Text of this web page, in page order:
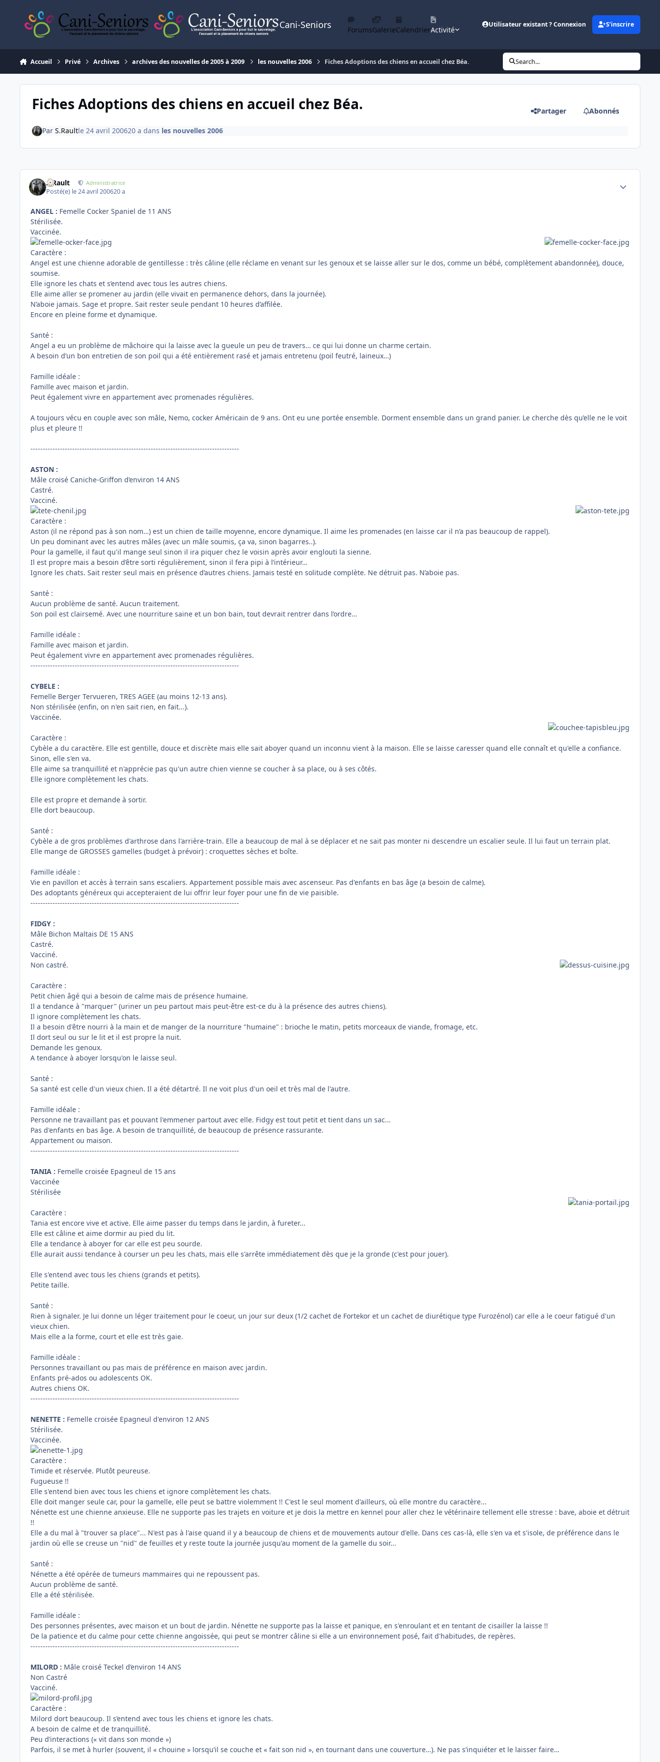
Cani-Seniors ForumsGalerieCalendrierActivité
Utilisateur existant ? Connexion S’inscrire
Accueil Privé Archives archives des nouvelles de 2005 à 2009 les nouvelles 2006 Fiches Adoptions des chiens en accueil chez Béa. Search...
Fiches Adoptions des chiens en accueil chez Béa. Partager Abonnés
Par S.Raultle 24 avril 200620 a dans les nouvelles 2006
S.Rault Administratrice
Posté(e) le 24 avril 200620 a
ANGEL : Femelle Cocker Spaniel de 11 ANS
Stérilisée.
Vaccinée.
Caractère :
Angel est une chienne adorable de gentillesse : très câline (elle réclame en venant sur les genoux et se laisse aller sur le dos, comme un bébé, complètement abandonnée), douce,
soumise.
Elle ignore les chats et s’entend avec tous les autres chiens.
Elle aime aller se promener au jardin (elle vivait en permanence dehors, dans la journée).
N’aboie jamais. Sage et propre. Sait rester seule pendant 10 heures d’affilée.
Encore en pleine forme et dynamique.
Santé :
Angel a eu un problème de mâchoire qui la laisse avec la gueule un peu de travers… ce qui lui donne un charme certain.
A besoin d’un bon entretien de son poil qui a été entièrement rasé et jamais entretenu (poil feutré, laineux…)
Famille idéale :
Famille avec maison et jardin.
Peut également vivre en appartement avec promenades régulières.
A toujours vécu en couple avec son mâle, Nemo, cocker Américain de 9 ans. Ont eu une portée ensemble. Dorment ensemble dans un grand panier. Le cherche dès qu’elle ne le voit
plus et pleure !!
-------------------------------------------------------------------------------------
ASTON :
Mâle croisé Caniche-Griffon d’environ 14 ANS
Castré.
Vacciné.
Caractère :
Aston (il ne répond pas à son nom…) est un chien de taille moyenne, encore dynamique. Il aime les promenades (en laisse car il n’a pas beaucoup de rappel).
Un peu dominant avec les autres mâles (avec un mâle soumis, ça va, sinon bagarres..).
Pour la gamelle, il faut qu'il mange seul sinon il ira piquer chez le voisin après avoir englouti la sienne.
Il est propre mais a besoin d’être sorti régulièrement, sinon il fera pipi à l’intérieur…
Ignore les chats. Sait rester seul mais en présence d’autres chiens. Jamais testé en solitude complète. Ne détruit pas. N’aboie pas.
Santé :
Aucun problème de santé. Aucun traitement.
Son poil est clairsemé. Avec une nourriture saine et un bon bain, tout devrait rentrer dans l’ordre…
Famille idéale :
Famille avec maison et jardin.
Peut également vivre en appartement avec promenades régulières.
-------------------------------------------------------------------------------------
CYBELE :
Femelle Berger Tervueren, TRES AGEE (au moins 12-13 ans).
Non stérilisée (enfin, on n'en sait rien, en fait...).
Vaccinée.
Caractère :
Cybèle a du caractère. Elle est gentille, douce et discrète mais elle sait aboyer quand un inconnu vient à la maison. Elle se laisse caresser quand elle connaît et qu'elle a confiance.
Sinon, elle s'en va.
Elle aime sa tranquillité et n'apprécie pas qu'un autre chien vienne se coucher à sa place, ou à ses côtés.
Elle ignore complètement les chats.
Elle est propre et demande à sortir.
Elle dort beaucoup.
Santé :
Cybèle a de gros problèmes d'arthrose dans l'arrière-train. Elle a beaucoup de mal à se déplacer et ne sait pas monter ni descendre un escalier seule. Il lui faut un terrain plat.
Elle mange de GROSSES gamelles (budget à prévoir) : croquettes sèches et boîte.
Famille idéale :
Vie en pavillon et accès à terrain sans escaliers. Appartement possible mais avec ascenseur. Pas d'enfants en bas âge (a besoin de calme).
Des adoptants généreux qui accepteraient de lui offrir leur foyer pour une fin de vie paisible.
-------------------------------------------------------------------------------------
FIDGY :
Mâle Bichon Maltais DE 15 ANS
Castré.
Vacciné.
Non castré.
Caractère :
Petit chien âgé qui a besoin de calme mais de présence humaine.
Il a tendance à "marquer" (uriner un peu partout mais peut-être est-ce du à la présence des autres chiens).
Il ignore complètement les chats.
Il a besoin d'être nourri à la main et de manger de la nourriture "humaine" : brioche le matin, petits morceaux de viande, fromage, etc.
Il dort seul ou sur le lit et il est propre la nuit.
Demande les genoux.
A tendance à aboyer lorsqu'on le laisse seul.
Santé :
Sa santé est celle d'un vieux chien. Il a été détartré. Il ne voit plus d'un oeil et très mal de l'autre.
Famille idéale :
Personne ne travaillant pas et pouvant l'emmener partout avec elle. Fidgy est tout petit et tient dans un sac...
Pas d'enfants en bas âge. A besoin de tranquillité, de beaucoup de présence rassurante.
Appartement ou maison.
-------------------------------------------------------------------------------------
TANIA : Femelle croisée Epagneul de 15 ans
Vaccinée
Stérilisée
Caractère :
Tania est encore vive et active. Elle aime passer du temps dans le jardin, à fureter...
Elle est câline et aime dormir au pied du lit.
Elle a tendance à aboyer for car elle est peu sourde.
Elle aurait aussi tendance à courser un peu les chats, mais elle s'arrête immédiatement dès que je la gronde (c'est pour jouer).
Elle s'entend avec tous les chiens (grands et petits).
Petite taille.
Santé :
Rien à signaler. Je lui donne un léger traitement pour le coeur, un jour sur deux (1/2 cachet de Fortekor et un cachet de diurétique type Furozénol) car elle a le coeur fatigué d'un
vieux chien.
Mais elle a la forme, court et elle est très gaie.
Famille idéale :
Personnes travaillant ou pas mais de préférence en maison avec jardin.
Enfants pré-ados ou adolescents OK.
Autres chiens OK.
-------------------------------------------------------------------------------------
NENETTE : Femelle croisée Epagneul d'environ 12 ANS
Stérilisée.
Vaccinée.
Caractère :
Timide et réservée. Plutôt peureuse.
Fugueuse !!
Elle s'entend bien avec tous les chiens et ignore complètement les chats.
Elle doit manger seule car, pour la gamelle, elle peut se battre violemment !! C'est le seul moment d'ailleurs, où elle montre du caractère...
Nénette est une chienne anxieuse. Elle ne supporte pas les trajets en voiture et je dois la mettre en kennel pour aller chez le vétérinaire tellement elle stresse : bave, aboie et détruit
!!
Elle a du mal à "trouver sa place"... N'est pas à l'aise quand il y a beaucoup de chiens et de mouvements autour d'elle. Dans ces cas-là, elle s'en va et s'isole, de préférence dans le
jardin où elle se creuse un "nid" de feuilles et y reste toute la journée jusqu'au moment de la gamelle du soir...
Santé :
Nénette a été opérée de tumeurs mammaires qui ne repoussent pas.
Aucun problème de santé.
Elle a été stérilisée.
Famille idéale :
Des personnes présentes, avec maison et un bout de jardin. Nénette ne supporte pas la laisse et panique, en s'enroulant et en tentant de cisailler la laisse !!
De la patience et du calme pour cette chienne angoissée, qui peut se montrer câline si elle a un environnement posé, fait d'habitudes, de repères.
-------------------------------------------------------------------------------------
MILORD : Mâle croisé Teckel d’environ 14 ANS
Non Castré
Vacciné.
Caractère :
Milord dort beaucoup. Il s’entend avec tous les chiens et ignore les chats.
A besoin de calme et de tranquillité.
Peu d’interactions (« vit dans son monde »)
Parfois, il se met à hurler (souvent, il « chouine » lorsqu’il se couche et « fait son nid », en tournant dans une couverture…). Ne pas s’inquiéter et le laisser faire…